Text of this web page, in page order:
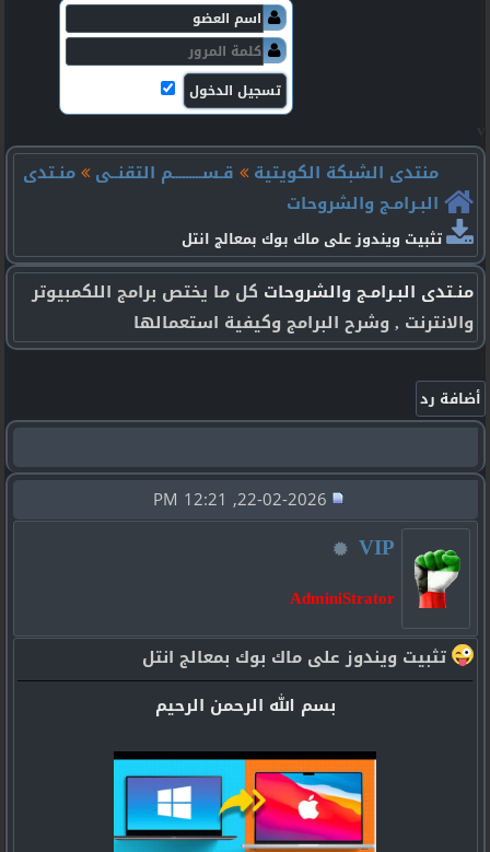
منتدى الشبكة الكويتية
قـســـــــــم التقنــى
منـتدى
البـرامـج والشروحات
تثبيت ويندوز على ماك بوك بمعالج انتل
منـتدى البـرامـج والشروحات كل ما يختص برامج اللكمبيوتر
والانترنت , وشرح البرامج وكيفية استعمالها
VIP
AdminiStrator
تثبيت ويندوز على ماك بوك بمعالج انتل
بسم الله الرحمن الرحيم